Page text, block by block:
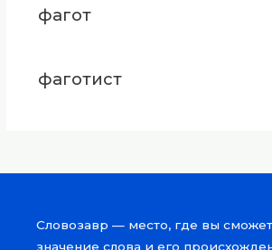
фагот
фаготист
Словозавр — место, где вы
значение слова и его